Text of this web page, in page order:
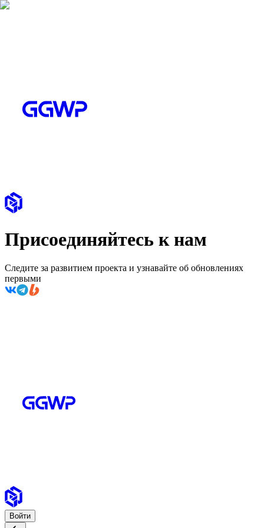
Присоединяйтесь к нам
Следите за развитием проекта и узнавайте об обновлениях
первыми
Войти